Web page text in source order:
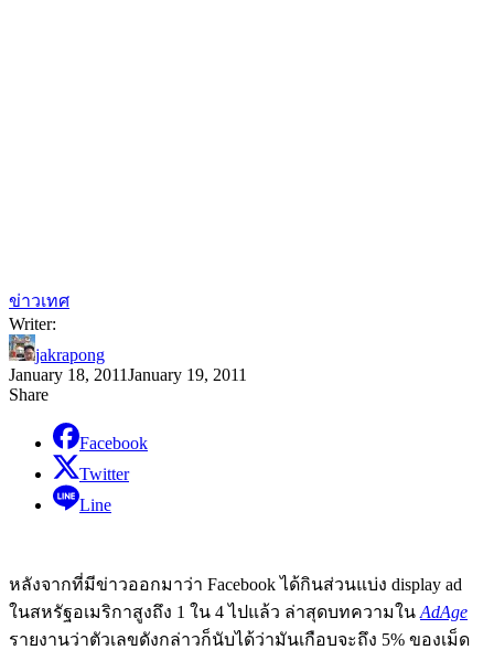
ข่าวเทศ
Writer:
jakrapong
January 18, 2011January 19, 2011
Share
Facebook
Twitter
Line
หลังจากที่มีข่าวออกมาว่า Facebook ได้กินส่วนแบ่ง display ad
ในสหรัฐอเมริกาสูงถึง 1 ใน 4 ไปแล้ว ล่าสุดบทความใน AdAge
รายงานว่าตัวเลขดังกล่าวก็นับได้ว่ามันเกือบจะถึง 5% ของเม็ด